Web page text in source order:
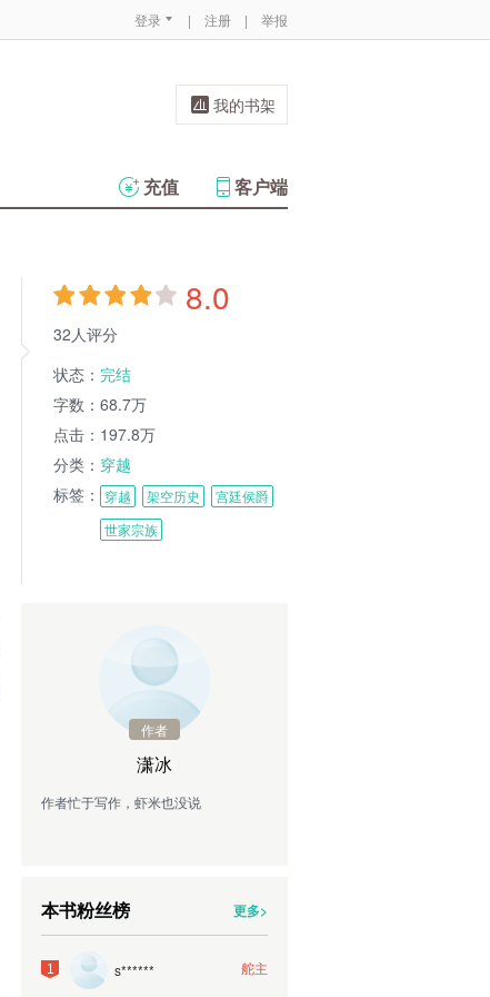
登录 | 注册 | 举报
我的书架
客户端
充值
8.0
32人评分
状态： 完结
字数： 68.7万
点击： 197.8万
分类： 穿越
标签：
穿越 架空历史
宫廷侯爵
世家宗族
作者
潇冰
作者忙于写作，虾米也没说
本书粉丝榜 更多>
1 s****** 舵主